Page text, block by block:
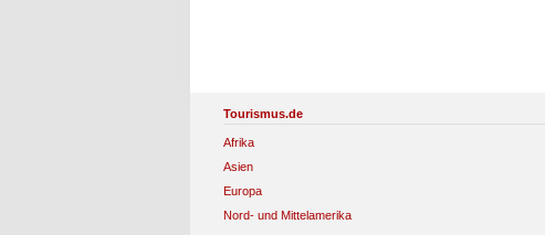
Tourismus.de
Afrika
Asien
Europa
Nord- und Mittelamerika